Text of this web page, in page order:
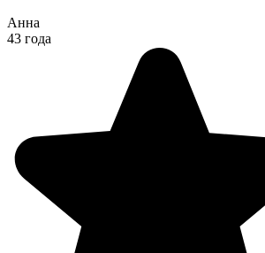
Анна
43 года